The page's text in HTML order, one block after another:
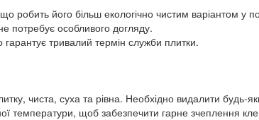
робить його більш екологічно чистим варіантом у
потребує особливого догляду.
гарантує тривалий термін служби плитки.
чиста, суха та рівна. Необхідно видалити будь-
температури, щоб забезпечити гарне зчеплення